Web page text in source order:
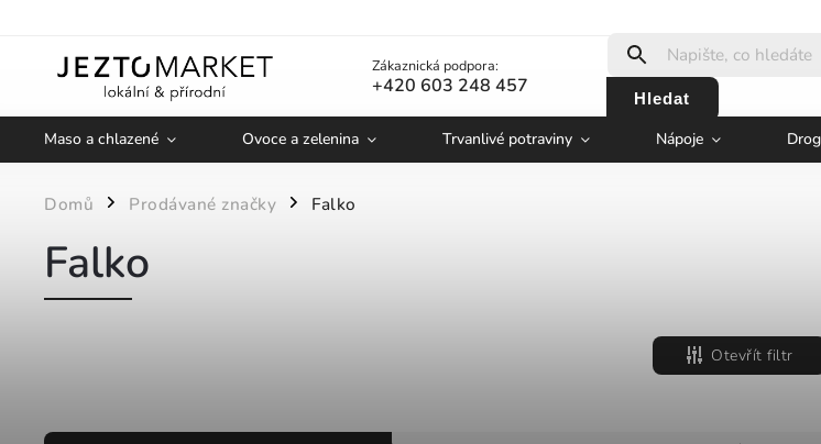
Zákaznická podpora:
+420 603 248 457
Hledat
Maso a chlazené Ovoce a zelenina Trvanlivé potraviny Nápoje
Domů / Prodávané značky / Falko
Falko
Otevřít filtr